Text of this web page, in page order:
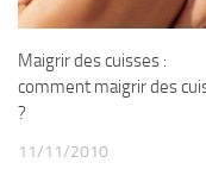
Maigrir des cuisses :
comment maigrir des
?
11/11/2010